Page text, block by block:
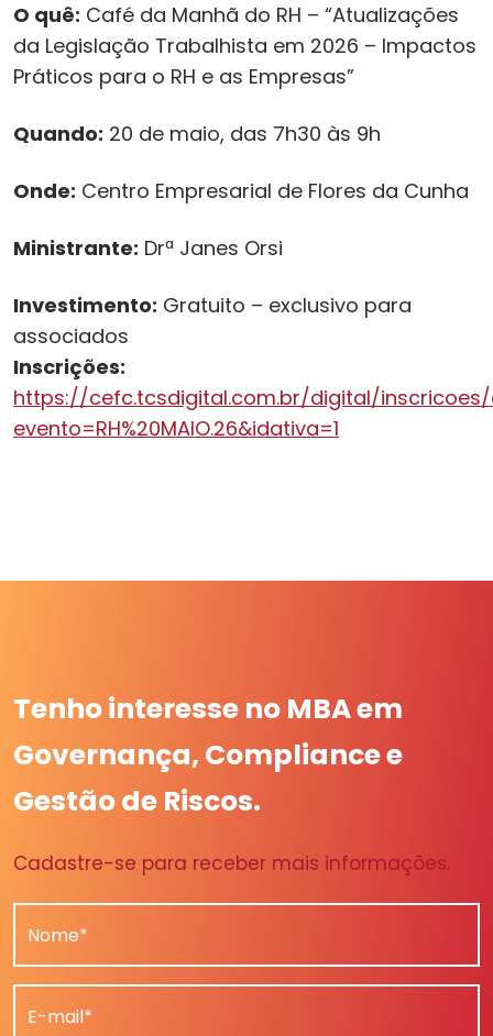
O quê: Café da Manhã do RH – “Atualizações
da Legislação Trabalhista em 2026 – Impactos
Práticos para o RH e as Empresas”
Quando: 20 de maio, das 7h30 às 9h
Onde: Centro Empresarial de Flores da Cunha
Ministrante: Drª Janes Orsi
Investimento: Gratuito – exclusivo para
associados
Inscrições:
https://cefc.tcsdigital.com.br/digital/inscricoes/
evento=RH%20MAIO.26&idativa=1
Tenho interesse no MBA em
Governança, Compliance e
Gestão de Riscos.
Cadastre-se para receber mais informações.
Nome*
E-mail*